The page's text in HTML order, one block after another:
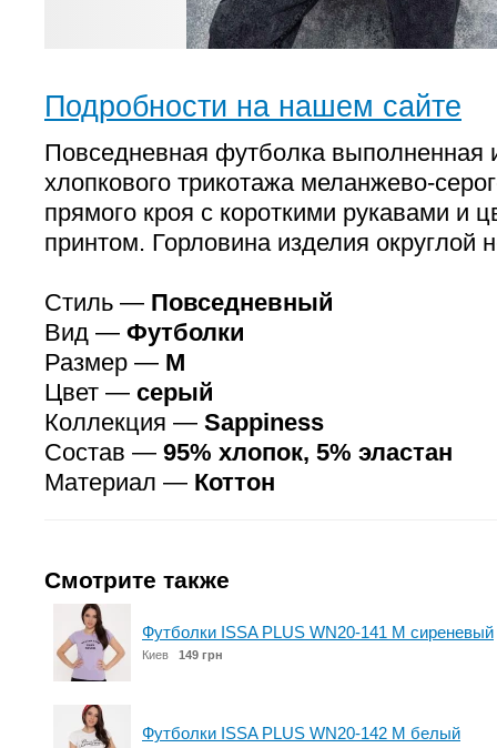
Подробности на нашем сайте
Повседневная футболка выполненная
хлопкового трикотажа меланжево-
прямого кроя с короткими рукавами и
принтом. Горловина изделия округлой
Стиль — Повседневный
Вид — Футболки
Размер — M
Цвет — серый
Коллекция — Sappiness
Состав — 95% хлопок, 5% эластан
Материал — Коттон
Смотрите также
Футболки ISSA PLUS WN20-141 M сиреневый
Киев 149 грн
Футболки ISSA PLUS WN20-142 M белый